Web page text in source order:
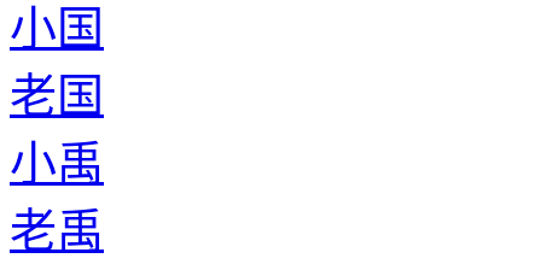
小国
老国
小禹
老禹